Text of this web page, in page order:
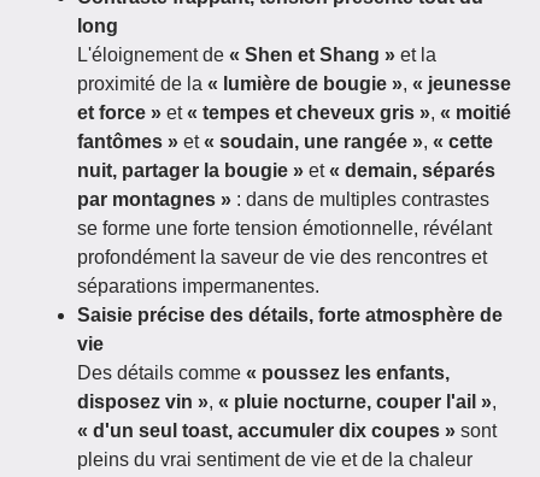
long
L'éloignement de « Shen et Shang » et la
proximité de la « lumière de bougie », « jeunesse
et force » et« tempes et cheveux gris », « moitié
fantômes » et« soudain, une rangée », « cette
nuit, partager la bougie » et« demain, séparés
par montagnes » : dans de multiples contrastes
se forme une forte tension émotionnelle, révélant
profondément la saveur de vie des rencontres et
séparations impermanentes.
Saisie précise des détails, forte atmosphère de
vie
Des détails comme « poussez les enfants,
disposez vin », « pluie nocturne, couper l'ail »,
« d'un seul toast, accumuler dix coupes » sont
pleins du vrai sentiment de vie et de la chaleur